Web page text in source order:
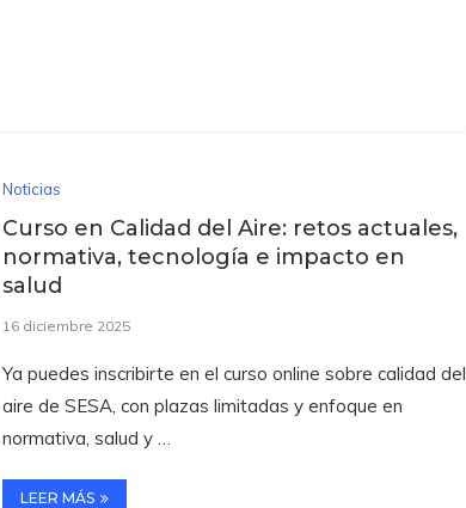
Noticias
Curso en Calidad del Aire: retos actuales,
normativa, tecnología e impacto en
salud
16 diciembre 2025
Ya puedes inscribirte en el curso online sobre calidad del
aire de SESA, con plazas limitadas y enfoque en
normativa, salud y …
LEER MÁS